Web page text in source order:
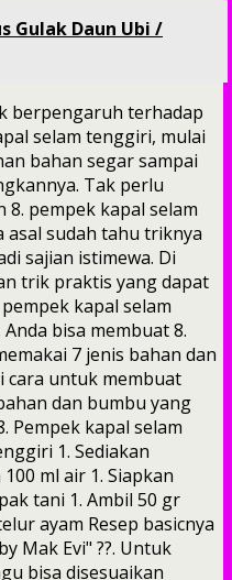
Gulak Daun Ubi /
berpengaruh terhadap
selam tenggiri, mulai
bahan segar sampai
Tak perlu
pempek kapal selam
sudah tahu triknya
sajian istimewa. Di
trik praktis yang dapat
kapal selam
bisa membuat 8.
7 jenis bahan dan
cara untuk membuat
dan bumbu yang
Pempek kapal selam
1. Sediakan
ml air 1. Siapkan
tani 1. Ambil 50 gr
ayam Resep basicnya
Mak Evi" ??. Untuk
bisa disesuaikan